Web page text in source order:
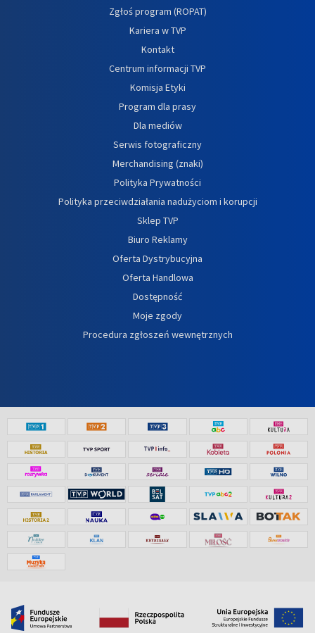
Zgłoś program (ROPAT)
Kariera w TVP
Kontakt
Centrum informacji TVP
Komisja Etyki
Program dla prasy
Dla mediów
Serwis fotograficzny
Merchandising (znaki)
Polityka Prywatności
Polityka przeciwdziałania nadużyciom i korupcji
Sklep TVP
Biuro Reklamy
Oferta Dystrybucyjna
Oferta Handlowa
Dostępność
Moje zgody
Procedura zgłoszeń wewnętrznych